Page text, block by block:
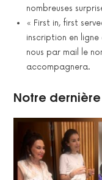
nombreuses
« First in, first
inscription en
nous par mail le
accompagnera.
Notre